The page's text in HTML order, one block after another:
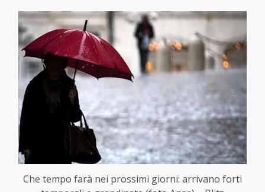
Che tempo farà nei prossimi giorni: arrivano forti